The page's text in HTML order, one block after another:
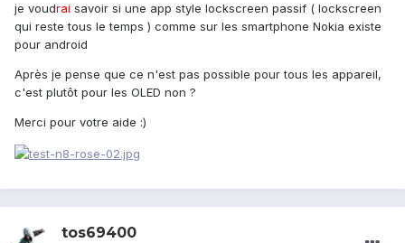
je voudrai savoir si une app style lockscreen passif ( lockscreen
qui reste tous le temps ) comme sur les smartphone Nokia existe
pour android
Après je pense que ce n'est pas possible pour tous les appareil,
c'est plutôt pour les OLED non ?
Merci pour votre aide :)
tos69400